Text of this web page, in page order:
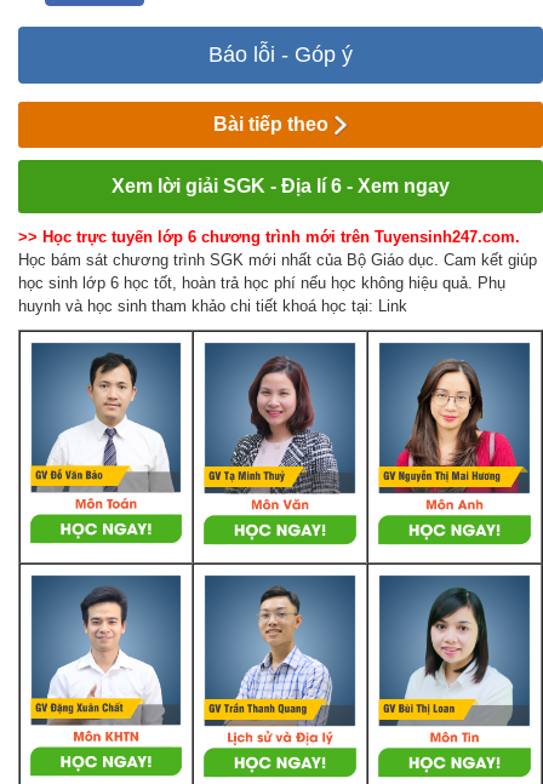
Báo lỗi - Góp ý
Bài tiếp theo
Xem lời giải SGK - Địa lí 6 - Xem ngay
>> Học trực tuyến lớp 6 chương trình mới trên Tuyensinh247.com.
Học bám sát chương trình SGK mới nhất của Bộ Giáo dục. Cam kết giúp
học sinh lớp 6 học tốt, hoàn trả học phí nếu học không hiệu quả. Phụ
huynh và học sinh tham khảo chi tiết khoá học tại: Link